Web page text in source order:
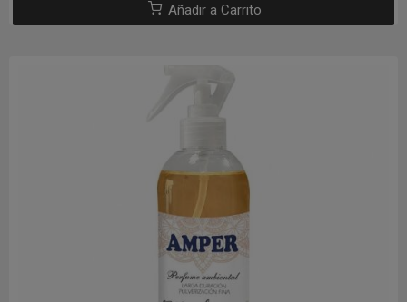
Añadir a Carrito